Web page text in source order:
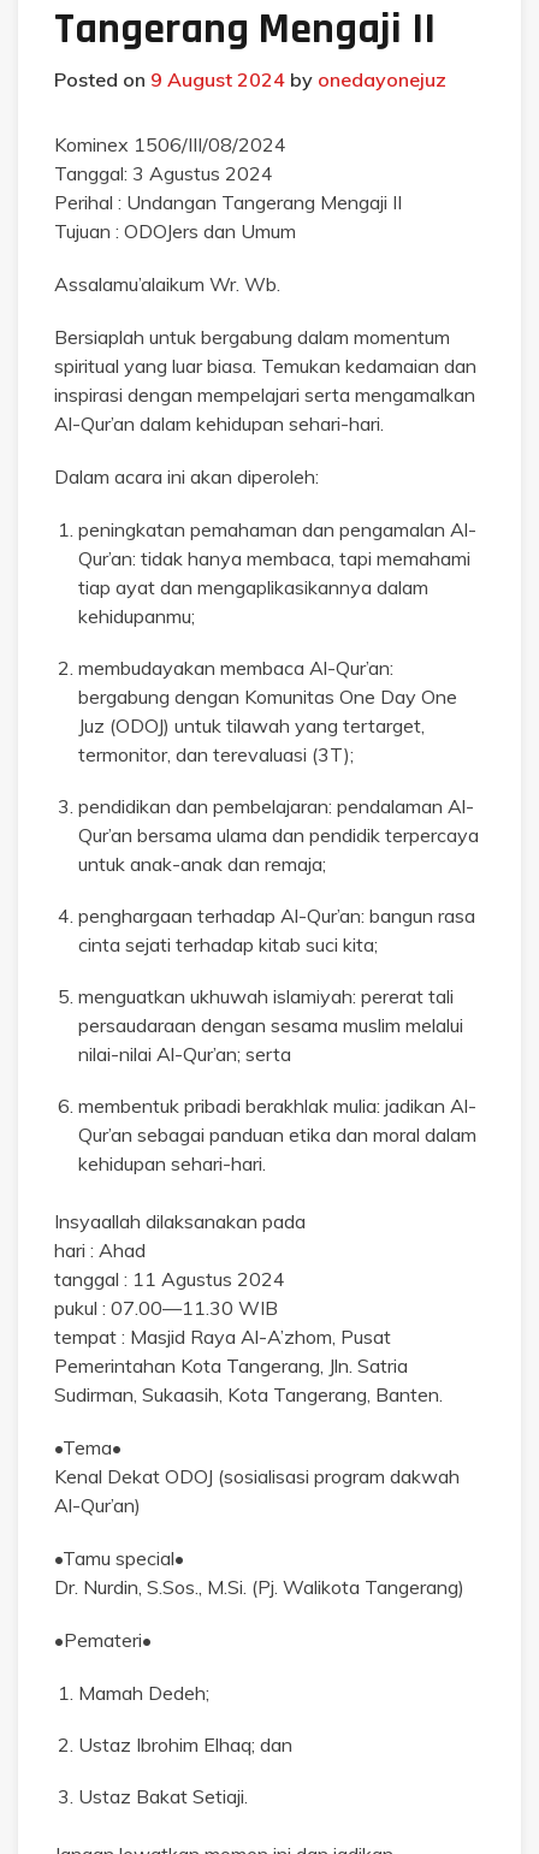
Tangerang Mengaji II
Posted on 9 August 2024 by onedayonejuz
Kominex 1506/III/08/2024
Tanggal: 3 Agustus 2024
Perihal : Undangan Tangerang Mengaji II
Tujuan : ODOJers dan Umum
Assalamu’alaikum Wr. Wb.
Bersiaplah untuk bergabung dalam momentum
spiritual yang luar biasa. Temukan kedamaian dan
inspirasi dengan mempelajari serta mengamalkan
Al-Qur’an dalam kehidupan sehari-hari.
Dalam acara ini akan diperoleh:
peningkatan pemahaman dan pengamalan Al-
Qur’an: tidak hanya membaca, tapi memahami
tiap ayat dan mengaplikasikannya dalam
kehidupanmu;
membudayakan membaca Al-Qur’an:
bergabung dengan Komunitas One Day One
Juz (ODOJ) untuk tilawah yang tertarget,
termonitor, dan terevaluasi (3T);
pendidikan dan pembelajaran: pendalaman Al-
Qur’an bersama ulama dan pendidik terpercaya
untuk anak-anak dan remaja;
penghargaan terhadap Al-Qur’an: bangun rasa
cinta sejati terhadap kitab suci kita;
menguatkan ukhuwah islamiyah: pererat tali
persaudaraan dengan sesama muslim melalui
nilai-nilai Al-Qur’an; serta
membentuk pribadi berakhlak mulia: jadikan Al-
Qur’an sebagai panduan etika dan moral dalam
kehidupan sehari-hari.
Insyaallah dilaksanakan pada
hari : Ahad
tanggal : 11 Agustus 2024
pukul : 07.00—11.30 WIB
tempat : Masjid Raya Al-A’zhom, Pusat
Pemerintahan Kota Tangerang, Jln. Satria
Sudirman, Sukaasih, Kota Tangerang, Banten.
•Tema•
Kenal Dekat ODOJ (sosialisasi program dakwah
Al-Qur’an)
•Tamu special•
Dr. Nurdin, S.Sos., M.Si. (Pj. Walikota Tangerang)
•Pemateri•
Mamah Dedeh;
Ustaz Ibrohim Elhaq; dan
Ustaz Bakat Setiaji.